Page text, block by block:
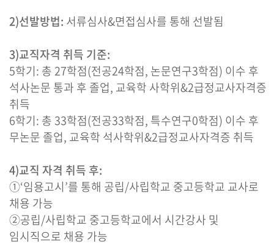
2)선발방법: 서류심사&면접심사를 통해 선발됨
3)교직자격 취득 기준:
5학기: 총 27학점(전공24학점, 논문연구3학점) 이수 후
석사논문 통과 후 졸업, 교육학 사학위&2급정교사자격증
취득
6학기: 총 33학점(전공33학점, 특수연구0학점) 이수 후
무논문 졸업, 교육학 석사학위&2급정교사자격증 취득
4)교직 자격 취득 후:
①‘임용고시’를 통해 공립/사립학교 중고등학교 교사로
채용 가능
②공립/사립학교 중고등학교에서 시간강사 및
임시직으로 채용 가능